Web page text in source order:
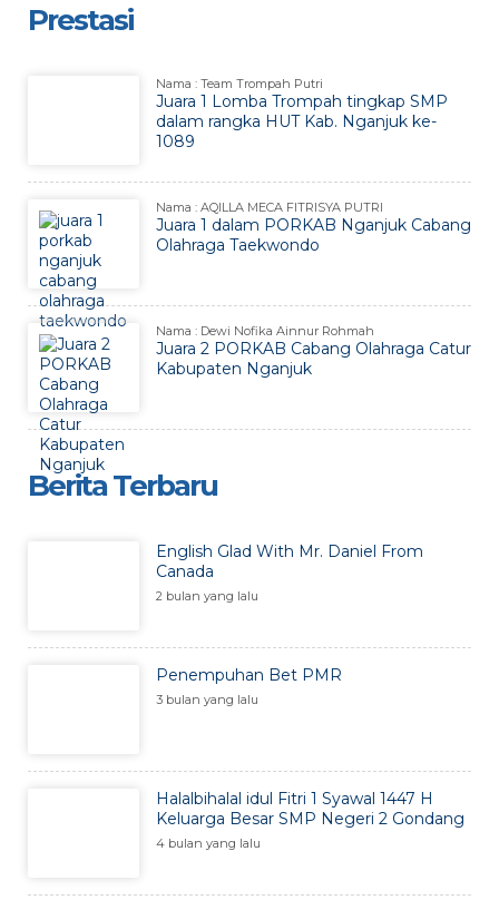
Prestasi
Nama : Team Trompah Putri
Juara 1 Lomba Trompah tingkap SMP
dalam rangka HUT Kab. Nganjuk ke-
1089
Nama : AQILLA MECA FITRISYA PUTRI
Juara 1 dalam PORKAB Nganjuk Cabang
Olahraga Taekwondo
Nama : Dewi Nofika Ainnur Rohmah
Juara 2 PORKAB Cabang Olahraga Catur
Kabupaten Nganjuk
Berita Terbaru
English Glad With Mr. Daniel From
Canada
2 bulan yang lalu
Penempuhan Bet PMR
3 bulan yang lalu
Halalbihalal idul Fitri 1 Syawal 1447 H
Keluarga Besar SMP Negeri 2 Gondang
4 bulan yang lalu